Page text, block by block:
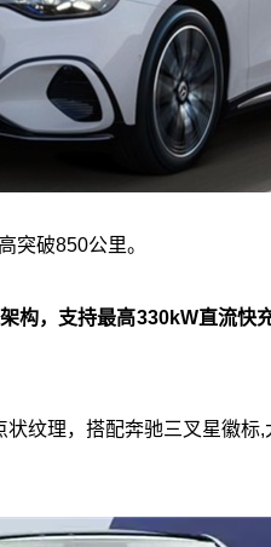
突破850公里。
构，支持最高330kW直流
纹理，搭配奔驰三叉星徽标,